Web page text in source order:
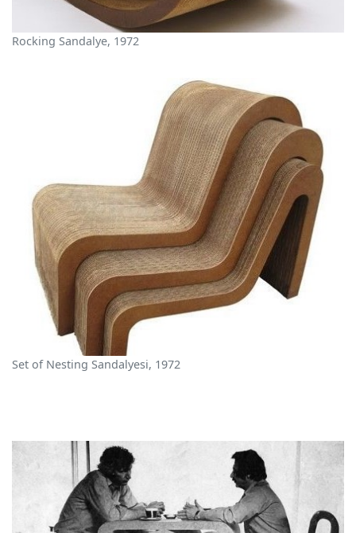
Rocking Sandalye, 1972
Set of Nesting Sandalyesi, 1972